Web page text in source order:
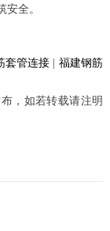
全。
套管连接
福建钢筋
，如若转载请注明